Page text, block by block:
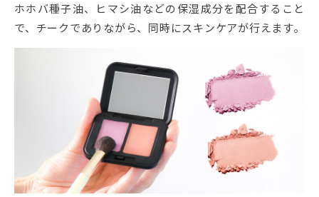
ホホバ種子油、ヒマシ油などの保湿成分を配合すること
で、チークでありながら、同時にスキンケアが行えます。